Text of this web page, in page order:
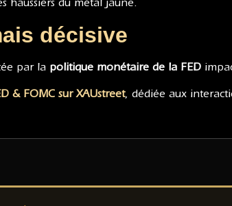
haussiers du métal jaune.
décisive
par la politique monétaire de la FED
& FOMC sur XAUstreet, dédiée aux